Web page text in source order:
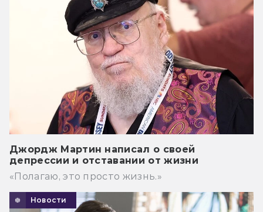
Джордж Мартин написал о своей
депрессии и отставании от жизни
«Полагаю, это просто жизнь.»
Новости